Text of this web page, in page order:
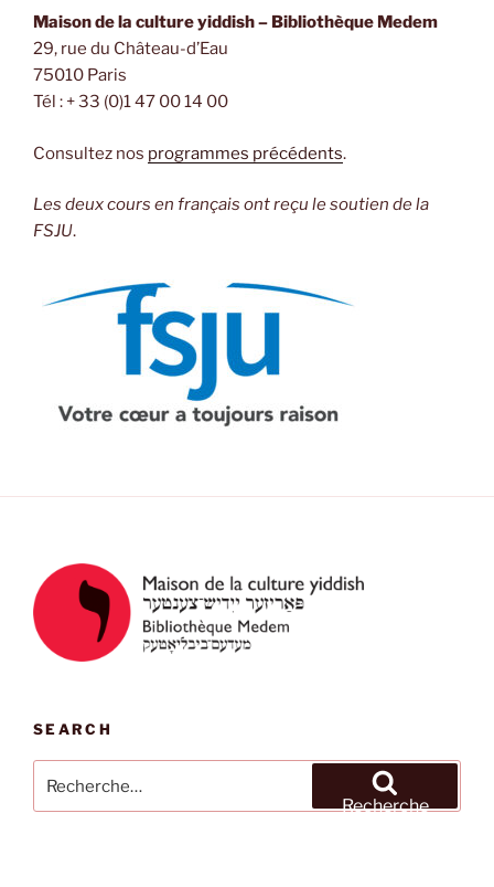
Maison de la culture yiddish – Bibliothèque Medem
29, rue du Château-d’Eau
75010 Paris
Tél : + 33 (0)1 47 00 14 00
Consultez nos programmes précédents.
Les deux cours en français ont reçu le soutien de la
FSJU.
SEARCH
pour
Recherche